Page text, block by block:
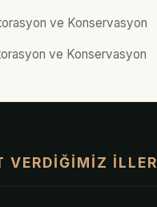
ve Konservasyon
ve Konservasyon
VERDIĞIMIZ İLLER